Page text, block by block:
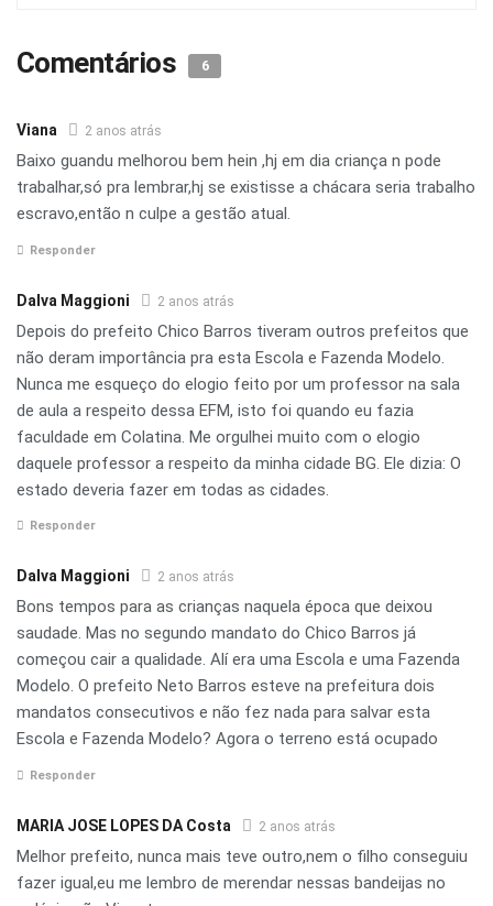
Comentários 6
Viana 2 anos atrás
Baixo guandu melhorou bem hein ,hj em dia criança n pode
trabalhar,só pra lembrar,hj se existisse a chácara seria trabalho
escravo,então n culpe a gestão atual.
Responder
Dalva Maggioni 2 anos atrás
Depois do prefeito Chico Barros tiveram outros prefeitos que
não deram importância pra esta Escola e Fazenda Modelo.
Nunca me esqueço do elogio feito por um professor na sala
de aula a respeito dessa EFM, isto foi quando eu fazia
faculdade em Colatina. Me orgulhei muito com o elogio
daquele professor a respeito da minha cidade BG. Ele dizia: O
estado deveria fazer em todas as cidades.
Responder
Dalva Maggioni 2 anos atrás
Bons tempos para as crianças naquela época que deixou
saudade. Mas no segundo mandato do Chico Barros já
começou cair a qualidade. Alí era uma Escola e uma Fazenda
Modelo. O prefeito Neto Barros esteve na prefeitura dois
mandatos consecutivos e não fez nada para salvar esta
Escola e Fazenda Modelo? Agora o terreno está ocupado
Responder
MARIA JOSE LOPES DA Costa 2 anos atrás
Melhor prefeito, nunca mais teve outro,nem o filho conseguiu
fazer igual,eu me lembro de merendar nessas bandeijas no